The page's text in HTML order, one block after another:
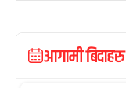
आगामी बिदाहरु